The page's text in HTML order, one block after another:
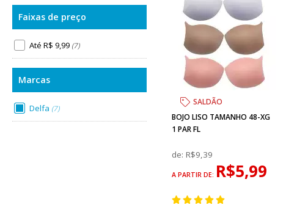
Delfa (7)
Até R$ 9,99 (7)
SALDÃO
BOJO LISO TAMANHO 48-XG
1 PAR FL
de:R$9,39
A PARTIR DE: R$5,99